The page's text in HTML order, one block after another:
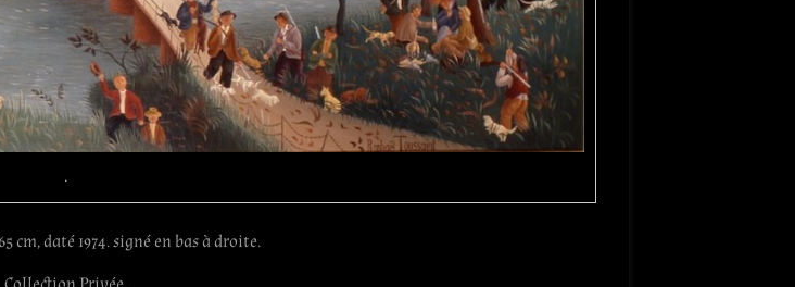
.
cm, daté 1974. signé en bas à droite.